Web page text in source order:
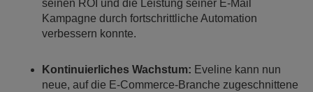
seinen ROI und die Leistung seiner E-Mail
Kampagne durch fortschrittliche Automation
verbessern konnte.
Kontinuierliches Wachstum: Eveline kann nun
neue, auf die E-Commerce-Branche zugeschnittene